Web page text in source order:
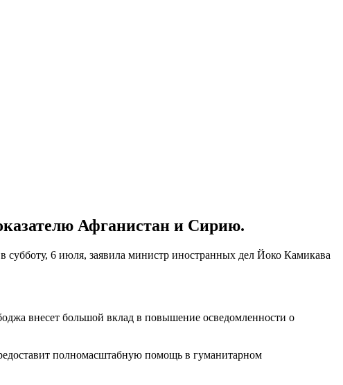
Афганистан и Сирию.
6 июля, заявила министр иностранных дел Йоко Камикава
внесет большой вклад в повышение осведомленности о
полномасштабную помощь в гуманитарном